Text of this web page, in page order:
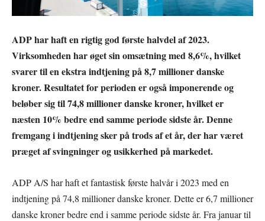
ADP har haft en rigtig god første halvdel af 2023.
Virksomheden har øget sin omsætning med 8,6%, hvilket
svarer til en ekstra indtjening på 8,7 millioner danske
kroner. Resultatet for perioden er også imponerende og
beløber sig til 74,8 millioner danske kroner, hvilket er
næsten 10% bedre end samme periode sidste år. Denne
fremgang i indtjening sker på trods af et år, der har været
præget af svingninger og usikkerhed på markedet.
ADP A/S har haft et fantastisk første halvår i 2023 med en
indtjening på 74,8 millioner danske kroner. Dette er 6,7 millioner
danske kroner bedre end i samme periode sidste år. Fra januar til